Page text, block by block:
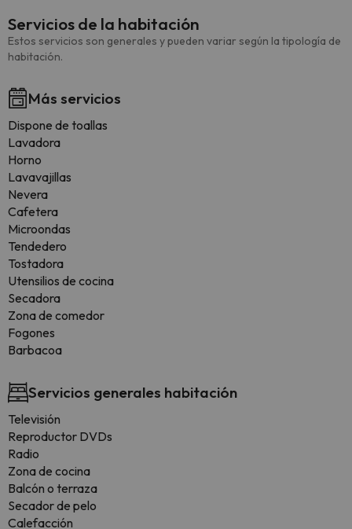
Servicios de la habitación
Estos servicios son generales y pueden variar según la tipología de
habitación.
Más servicios
Dispone de toallas
Lavadora
Horno
Lavavajillas
Nevera
Cafetera
Microondas
Tendedero
Tostadora
Utensilios de cocina
Secadora
Zona de comedor
Fogones
Barbacoa
Servicios generales habitación
Televisión
Reproductor DVDs
Radio
Zona de cocina
Balcón o terraza
Secador de pelo
Calefacción